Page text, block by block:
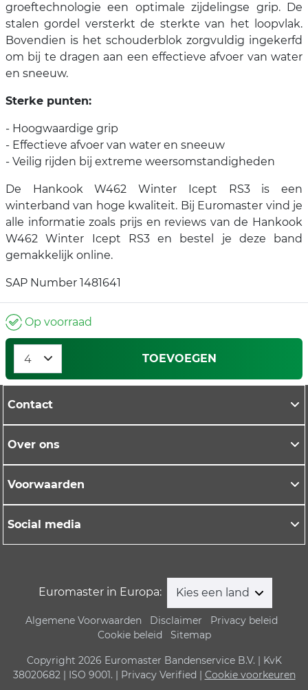
groeftechnologie een optimale zijdelingse grip. De
stalen gordel versterkt de sterkte van het loopvlak.
Bovendien is het schouderblok zorgvuldig ingekerfd
om bij te dragen aan een effectieve afvoer van water
en sneeuw.
Sterke punten:
- Hoogwaardige grip
- Effectieve afvoer van water en sneeuw
- Veilig rijden bij extreme weersomstandigheden
De Hankook W462 Winter Icept RS3 is een
winterband van hoge kwaliteit. Bij Euromaster vind je
alle informatie zoals prijs en reviews van de Hankook
W462 Winter Icept RS3 en bestel je deze band
gemakkelijk online.
SAP Number 1481641
Op voorraad
TOEVOEGEN
Contact
Over ons
Voorwaarden
Social media
Euromaster in Europa: Kies een land
Algemene Voorwaarden Disclaimer
Privacy beleid
Cookie beleid
Sitemap
Copyright 2026 Euromaster Bandenservice B.V. | KvK
38020682 | ISO 9001. | Privacy Verified | Cookie voorkeuren